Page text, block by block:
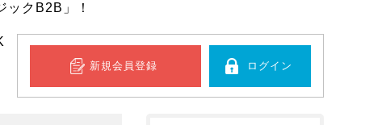
クB2B」！
新規会員登録 ログイン